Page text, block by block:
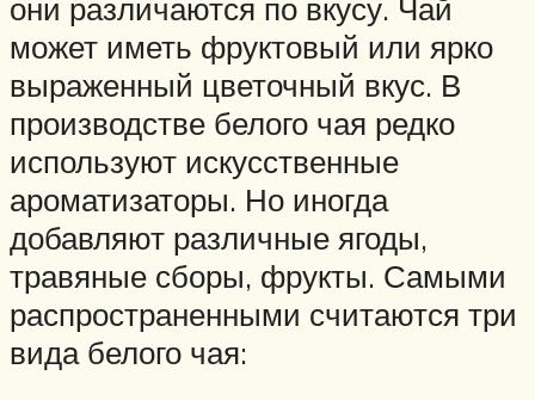
они различаются по вкусу. Чай
может иметь фруктовый или ярко
выраженный цветочный вкус. В
производстве белого чая редко
используют искусственные
ароматизаторы. Но иногда
добавляют различные ягоды,
травяные сборы, фрукты. Самыми
распространенными считаются три
вида белого чая: